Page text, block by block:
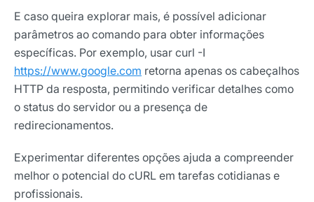
E caso queira explorar mais, é possível adicionar
parâmetros ao comando para obter informações
específicas. Por exemplo, usar curl -I
https://www.google.com retorna apenas os cabeçalhos
HTTP da resposta, permitindo verificar detalhes como
o status do servidor ou a presença de
redirecionamentos.
Experimentar diferentes opções ajuda a compreender
melhor o potencial do cURL em tarefas cotidianas e
profissionais.